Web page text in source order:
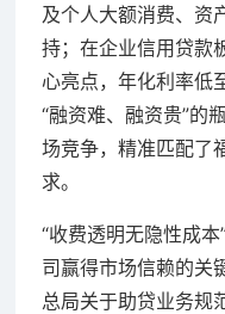
及个人大额消费、资
持；在企业信用贷款
心亮点，年化利率低
“融资难、融资贵”的
场竞争，精准匹配了
求。
“收费透明无隐性成
司赢得市场信赖的关
总局关于助贷业务规